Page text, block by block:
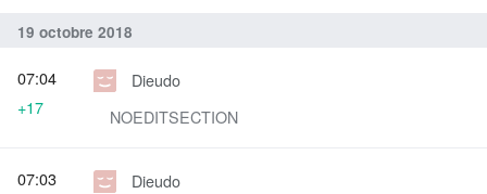
19 octobre 2018
Dieudo
__NOEDITSECTION__
07:04
+17
Dieudo
07:03